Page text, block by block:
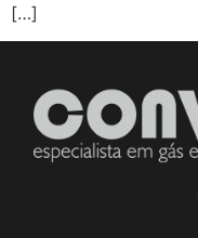
[…]